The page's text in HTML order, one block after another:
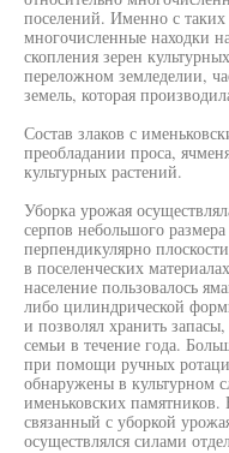
поселений. Именно с
многочисленные находки
скопления зерен
переложном земледелии,
земель, которая
Состав злаков с
преобладании проса,
культурных растений.
Уборка урожая
серпов небольшого
перпендикулярно
в поселенческих
население пользовалось
либо цилиндрической
и позволял хранить
семьи в течение года.
при помощи ручных
обнаружены в культурном
именьковских
связанный с уборкой
осуществлялся силами